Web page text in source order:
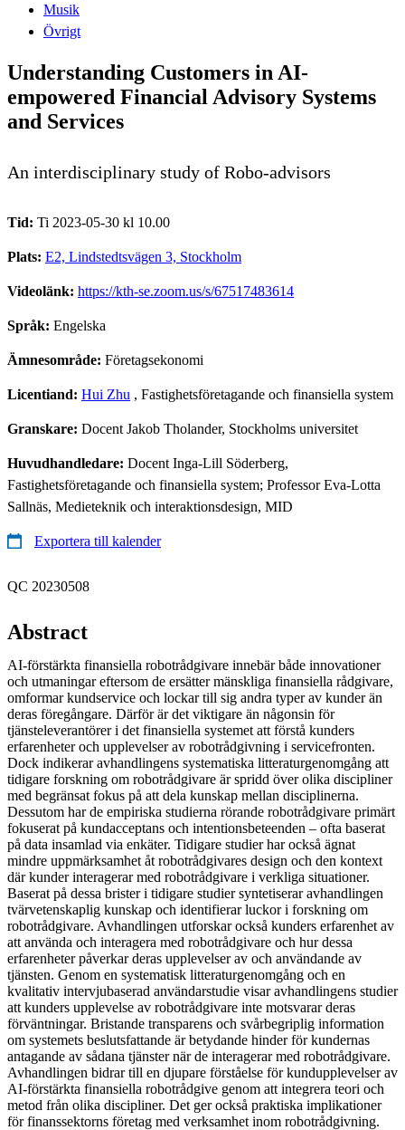
Musik
Övrigt
Understanding Customers in AI-
empowered Financial Advisory Systems
and Services
An interdisciplinary study of Robo-advisors
Tid: Ti 2023-05-30 kl 10.00
Plats: E2, Lindstedtsvägen 3, Stockholm
Videolänk: https://kth-se.zoom.us/s/67517483614
Språk: Engelska
Ämnesområde: Företagsekonomi
Licentiand: Hui Zhu , Fastighetsföretagande och finansiella system
Granskare: Docent Jakob Tholander, Stockholms universitet
Huvudhandledare: Docent Inga-Lill Söderberg,
Fastighetsföretagande och finansiella system; Professor Eva-Lotta
Sallnäs, Medieteknik och interaktionsdesign, MID
Exportera till kalender
QC 20230508
Abstract
AI-förstärkta finansiella robotrådgivare innebär både innovationer
och utmaningar eftersom de ersätter mänskliga finansiella rådgivare,
omformar kundservice och lockar till sig andra typer av kunder än
deras föregångare. Därför är det viktigare än någonsin för
tjänsteleverantörer i det finansiella systemet att förstå kunders
erfarenheter och upplevelser av robotrådgivning i servicefronten.
Dock indikerar avhandlingens systematiska litteraturgenomgång att
tidigare forskning om robotrådgivare är spridd över olika discipliner
med begränsat fokus på att dela kunskap mellan disciplinerna.
Dessutom har de empiriska studierna rörande robotrådgivare primärt
fokuserat på kundacceptans och intentionsbeteenden – ofta baserat
på data insamlad via enkäter. Tidigare studier har också ägnat
mindre uppmärksamhet åt robotrådgivares design och den kontext
där kunder interagerar med robotrådgivare i verkliga situationer.
Baserat på dessa brister i tidigare studier syntetiserar avhandlingen
tvärvetenskaplig kunskap och identifierar luckor i forskning om
robotrådgivare. Avhandlingen utforskar också kunders erfarenhet av
att använda och interagera med robotrådgivare och hur dessa
erfarenheter påverkar deras upplevelser av och användande av
tjänsten. Genom en systematisk litteraturgenomgång och en
kvalitativ intervjubaserad användarstudie visar avhandlingens studier
att kunders upplevelse av robotrådgivare inte motsvarar deras
förväntningar. Bristande transparens och svårbegriplig information
om systemets beslutsfattande är betydande hinder för kundernas
antagande av sådana tjänster när de interagerar med robotrådgivare.
Avhandlingen bidrar till en djupare förståelse för kundupplevelser av
AI-förstärkta finansiella robotrådgive genom att integrera teori och
metod från olika discipliner. Det ger också praktiska implikationer
för finanssektorns företag med verksamhet inom robotrådgivning.